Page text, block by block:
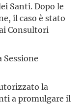
Santi. Dopo le
il caso è stato
Consultori
Sessione
la
a promulgare il